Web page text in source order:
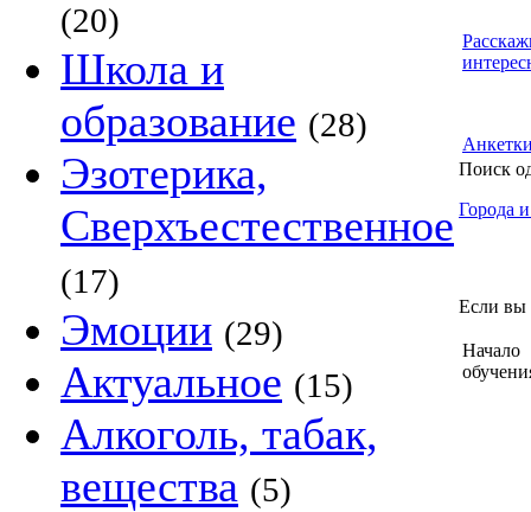
(20)
Школа и
образование (28)
Эзотерика,
Сверхъестественное
(17)
Эмоции (29)
Актуальное (15)
Алкоголь, табак,
вещества (5)
Поиск
Города
Если вы
Начало